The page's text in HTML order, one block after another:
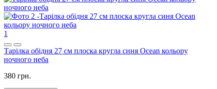
1
Тарілка обідня 27 см плоска кругла синя Ocean кольору
ночного неба
380 грн.